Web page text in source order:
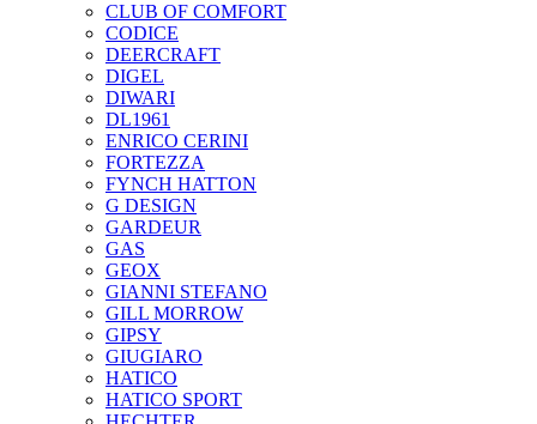
CLUB OF COMFORT
CODICE
DEERCRAFT
DIGEL
DIWARI
DL1961
ENRICO CERINI
FORTEZZA
FYNCH HATTON
G DESIGN
GARDEUR
GAS
GEOX
GIANNI STEFANO
GILL MORROW
GIPSY
GIUGIARO
HATICO
HATICO SPORT